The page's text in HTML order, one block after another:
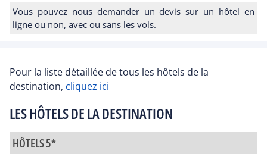
Vous pouvez nous demander un devis sur un hôtel en
ligne ou non, avec ou sans les vols.
Pour la liste détaillée de tous les hôtels de la
destination, cliquez ici
LES HÔTELS DE LA DESTINATION
HÔTELS 5*